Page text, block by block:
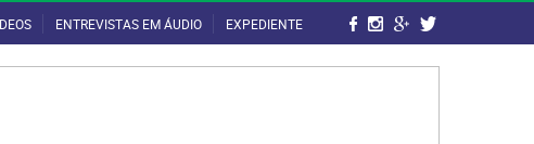
ENTREVISTAS EM ÁUDIO EXPEDIENTE
GROSSO BRASIL MUNDO CARROS CONEXÃO PODER